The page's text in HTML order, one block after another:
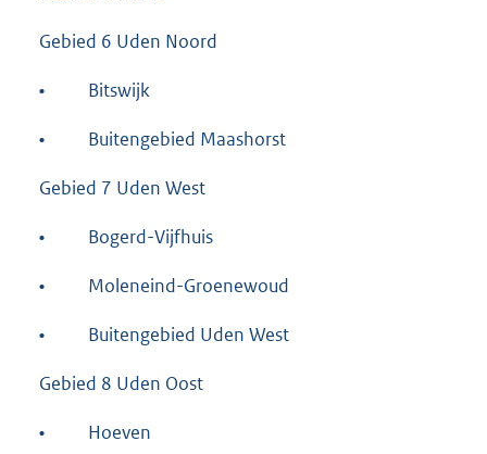
Gebied 6 Uden Noord
• Bitswijk
• Buitengebied Maashorst
Gebied 7 Uden West
• Bogerd-Vijfhuis
• Moleneind-Groenewoud
• Buitengebied Uden West
Gebied 8 Uden Oost
• Hoeven